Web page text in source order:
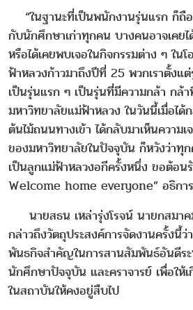
“ในฐานะที่เป็นพนักงานรุ่นแรก ก็ถือ
กับนักศึกษาเก่าทุกคน บางคนอาจเคย
หรือได้เคยพบเจอในกิจกรรมต่าง ๆ ใน
ฟ้าหลวงก้าวมาถึงปีที่ 25 พวกเราตั้งแ
เป็นรุ่นแรก ๆ เป็นรุ่นที่มีความกล้า กล้า
มหาวิทยาลัยแม่ฟ้าหลวง ในวันนี้เมื่อได้
ต้นไม้ถนนทางเข้า ได้กลับมาเห็นความ
ของมหาวิทยาลัยในปัจจุบัน ก็หวังว่าทุ
เป็นลูกแม่ฟ้าหลวงอกีครั้งหนึ่ง ขอต้อน
Welcome home everyone” อธิกา
นายสธน เหล่ารุ่งโรจน์ นายกสมา
กล่าวถึงวัตถุประสงค์การจัดงานครั้งนี้
พันธกิจสำคัญในการสานสัมพันธ์อันดีระ
นักศึกษาปัจจุบัน และคราจารย์ เพื่อให้
ในสถาบันให้คงอยู่สืบไป